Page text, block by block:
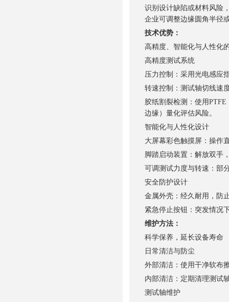
识别设计缺陷或材料风险
企业可调整边缘圆角半径
技术优势：
高精度、智能化与人性化
高精度测试系统
压力控制：采用光电感应
转速控制：测试轴切线速
胶纸割裂检测：使用
边缘）量化评估风险。
智能化与人性化设计
大屏幕彩色触摸屏：操作
脚踏启动装置：解放双手
可调测试力度与转速：部
安全防护设计
金属外壳：经久耐用，防
紧急停止按钮：突发情况
维护方法：
科学保养，延长设备寿命
日常清洁与防尘
外部清洁：使用干净软布
内部清洁：定期清理测试
测试轴维护